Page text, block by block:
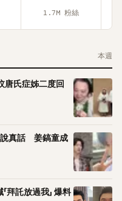
自證清白的往事再度被提
那張當年引發話題的「腋下
年以混聲團體 S#arp 成
紅極一時，由李智惠、徐
Kim 兩位男成員組成。不
團體於 2002 年解散。 團
藝與歌唱實力持續活躍演
也與 李尚敏 的賞識有關。
除了持續活躍於綜藝節
1.7M 粉絲
本週
唐氏症姊二度回
說真話 姜鎬童成
拜託放過我」 爆料